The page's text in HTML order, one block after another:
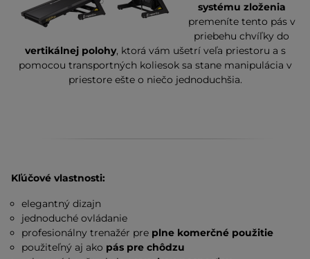
systému zloženia
premeníte tento pás v
priebehu chvíľky do
vertikálnej polohy, ktorá vám ušetrí veľa priestoru a s
pomocou transportných koliesok sa stane manipulácia v
priestore ešte o niečo jednoduchšia.
Kľúčové vlastnosti:
elegantný dizajn
jednoduché ovládanie
profesionálny trenažér pre plne komerčné použitie
použiteľný aj ako pás pre chôdzu